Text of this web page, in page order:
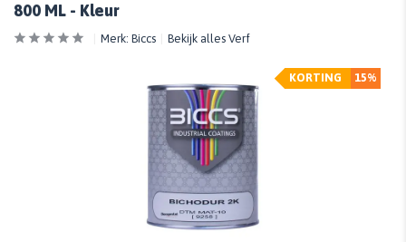
800 ML - Kleur
Merk: Biccs Bekijk alles Verf
15%
KORTING